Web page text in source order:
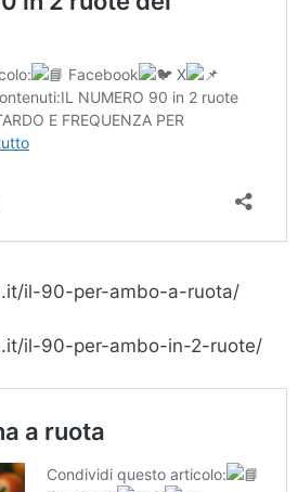
il-90-per-ambo-a-ruota/
il-90-per-ambo-in-2-ruote/